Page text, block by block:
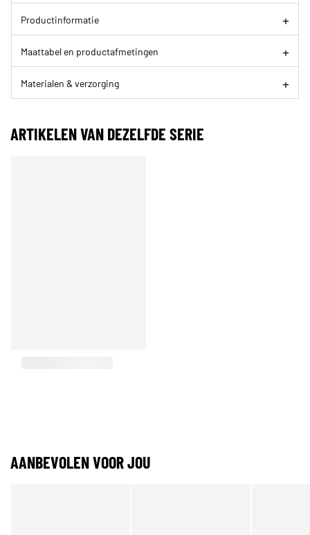
Productinformatie
Maattabel en productafmetingen
Materialen & verzorging
ARTIKELEN VAN DEZELFDE SERIE
AANBEVOLEN VOOR JOU